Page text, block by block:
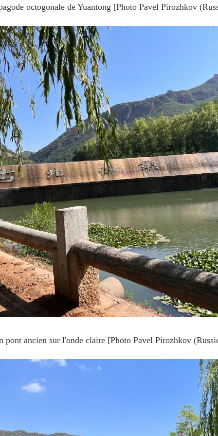
octogonale de Yuantong [Photo Pavel Pirozhkov
pont ancien sur l'onde claire [Photo Pavel Pirozhkov